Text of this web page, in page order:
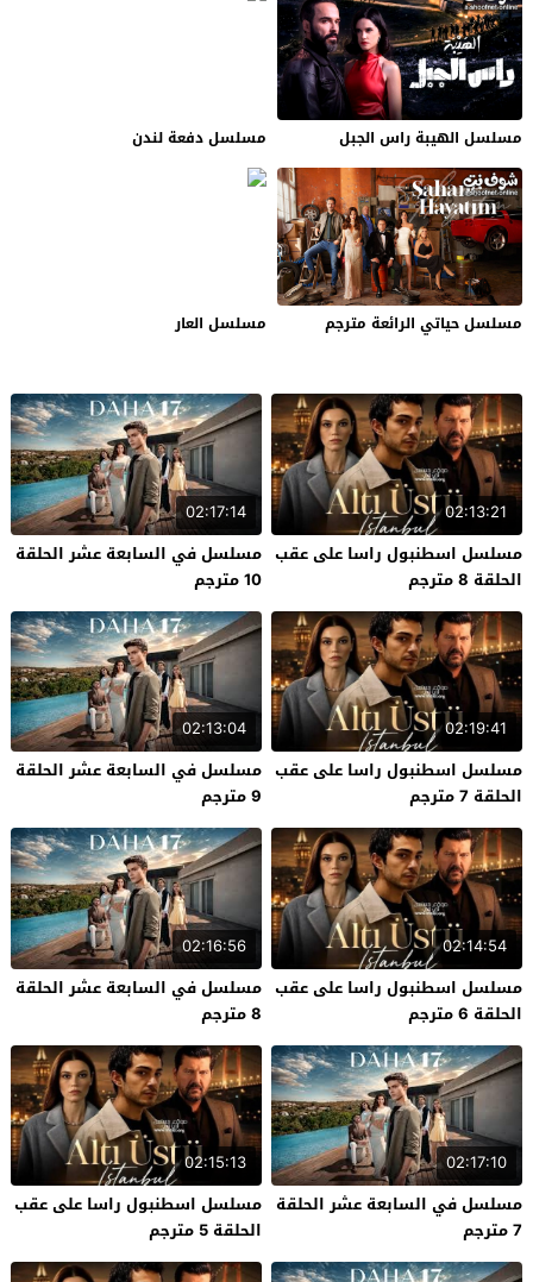
مسلسل الهيبة راس الجبل مسلسل دفعة لندن
مسلسل حياتي الرائعة مترجم مسلسل العار
02:13:21
مسلسل اسطنبول راسا على عقب
الحلقة 8 مترجم
02:17:14
مسلسل في السابعة عشر الحلقة
10 مترجم
02:19:41
مسلسل اسطنبول راسا على عقب
الحلقة 7 مترجم
02:13:04
مسلسل في السابعة عشر الحلقة
9 مترجم
02:14:54
مسلسل اسطنبول راسا على عقب
الحلقة 6 مترجم
02:16:56
مسلسل في السابعة عشر الحلقة
8 مترجم
02:17:10
مسلسل في السابعة عشر الحلقة
7 مترجم
02:15:13
مسلسل اسطنبول راسا على عقب
الحلقة 5 مترجم